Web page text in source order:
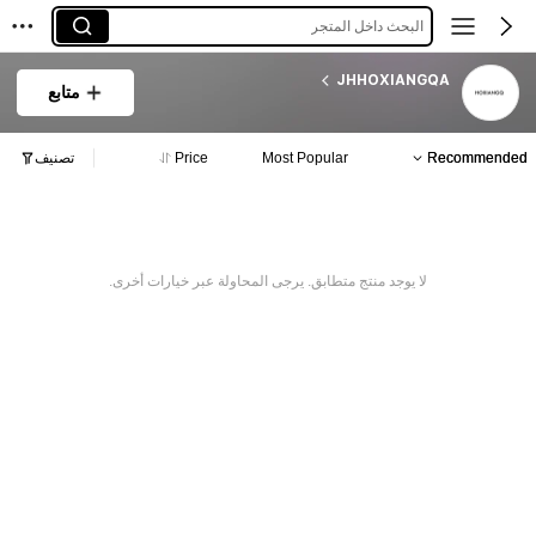
البحث داخل المتجر
JHHOXIANGQA
متابع
Recommended
Most Popular
Price تصنيف
لا يوجد منتج متطابق. يرجى المحاولة عبر خيارات أخرى.